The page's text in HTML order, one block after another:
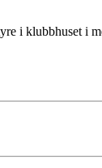
i klubbhuset i